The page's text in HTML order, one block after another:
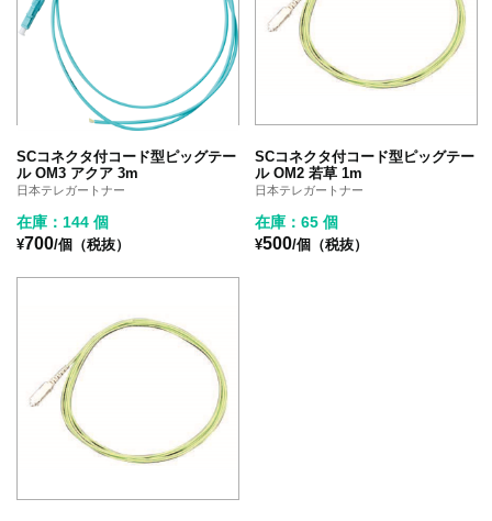
SCコネクタ付コード型ピッグテー
ル OM3 アクア 3m
日本テレガートナー
在庫：144 個
¥700/個（税抜）
SCコネクタ付コード型ピッグテー
ル OM2 若草 1m
日本テレガートナー
在庫：65 個
¥500/個（税抜）